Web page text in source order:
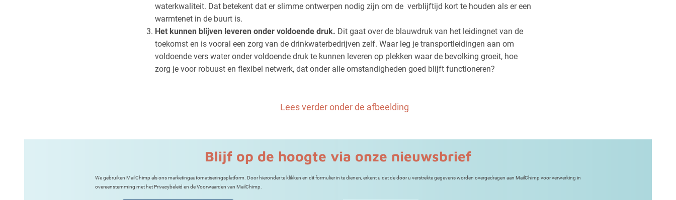
waterkwaliteit. Dat betekent dat er slimme ontwerpen nodig zijn om de verblijftijd kort te houden als er een
warmtenet in de buurt is.
Het kunnen blijven leveren onder voldoende druk. Dit gaat over de blauwdruk van het leidingnet van de
toekomst en is vooral een zorg van de drinkwaterbedrijven zelf. Waar leg je transportleidingen aan om
voldoende vers water onder voldoende druk te kunnen leveren op plekken waar de bevolking groeit, hoe
zorg je voor robuust en flexibel netwerk, dat onder alle omstandigheden goed blijft functioneren?
Lees verder onder de afbeelding
Blijf op de hoogte via onze nieuwsbrief
We gebruiken MailChimp als ons marketingautomatiseringsplatform. Door hieronder te klikken en dit formulier in te dienen, erkent u dat de door u verstrekte gegevens worden overgedragen aan MailChimp voor verwerking in
overeenstemming met het Privacybeleid en de Voorwaarden van MailChimp.